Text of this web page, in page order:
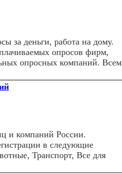
за деньги, работа на дому.
опросов фирм,
опросных компаний. Всем
и компаний России.
в следующие
Транспорт, Все для